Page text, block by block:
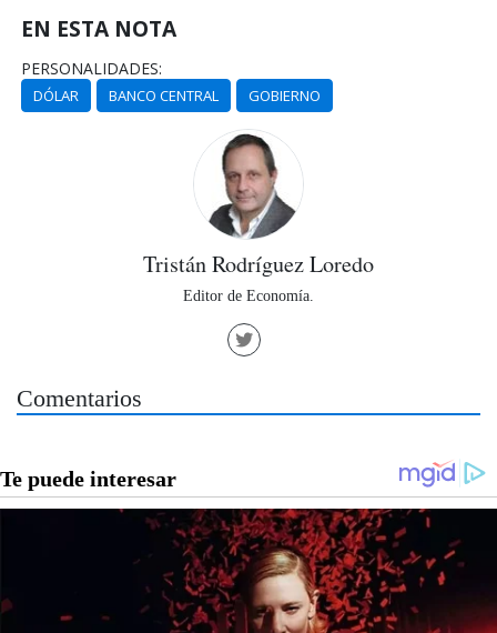
EN ESTA NOTA
PERSONALIDADES:
DÓLAR BANCO CENTRAL GOBIERNO
Tristán Rodríguez Loredo
Editor de Economía.
Comentarios